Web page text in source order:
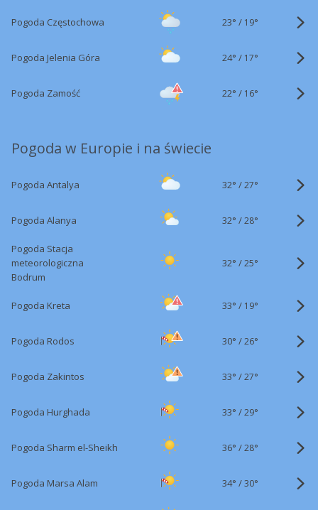
Pogoda Częstochowa 23° / 19°
Pogoda Jelenia Góra 24° / 17°
Pogoda Zamość 22° / 16°
Pogoda w Europie i na świecie
Pogoda Antalya 32° /27°
Pogoda Alanya 32° /28°
Pogoda Stacja
meteorologiczna
Bodrum
32° /25°
Pogoda Kreta 33° / 19°
Pogoda Rodos 30° /26°
Pogoda Zakintos 33° /27°
Pogoda Hurghada 33° /29°
Pogoda Sharm el-Sheikh 36° /28°
Pogoda Marsa Alam 34° /30°